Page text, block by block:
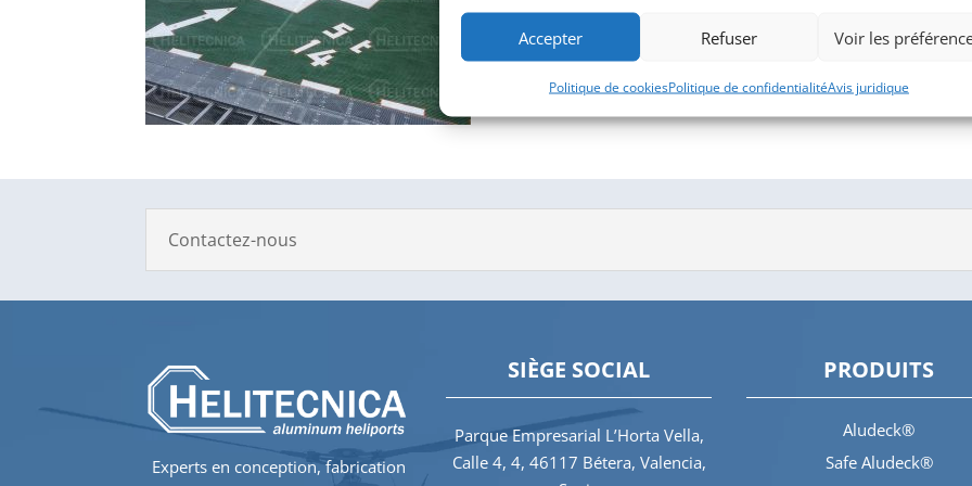
Accepter Refuser Voir les
Politique de cookiesPolitique de confidentialitéAvis juridique
Contactez-nous
Experts en conception, fabrication
SIÈGE SOCIAL
Parque Empresarial L’Horta Vella,
Calle 4, 4, 46117 Bétera, Valencia,
PRODUITS
Aludeck®
Safe Aludeck®